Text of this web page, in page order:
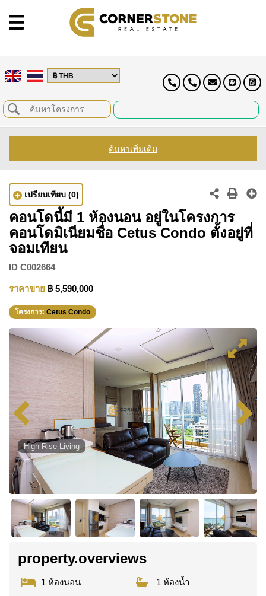
ค้นหาเพิ่มเติม
เปรียบเทียบ (0)
คอนโดนี้มี 1 ห้องนอน อยู่ในโครงการ
คอนโดมิเนียมชื่อ Cetus Condo ตั้งอยู่ที่
จอมเทียน
ID C002664
ราคาขาย ฿ 5,590,000
โครงการ: Cetus Condo
High Rise Living
property.overviews
1 ห้องนอน
1 ห้องน้ำ